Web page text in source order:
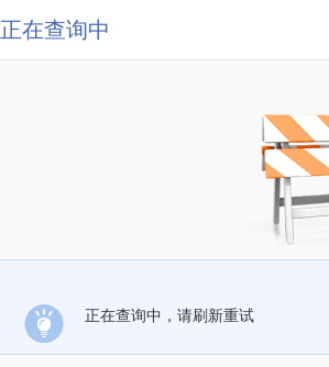
正在查询中
正在查询中，请刷新重试